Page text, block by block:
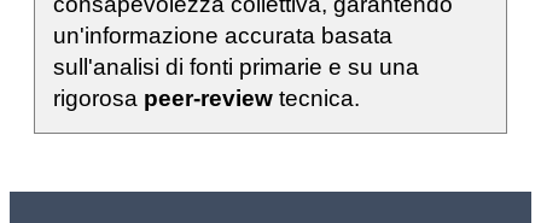
un'informazione accurata basata
sull'analisi di fonti primarie e su una
rigorosa peer-review tecnica.